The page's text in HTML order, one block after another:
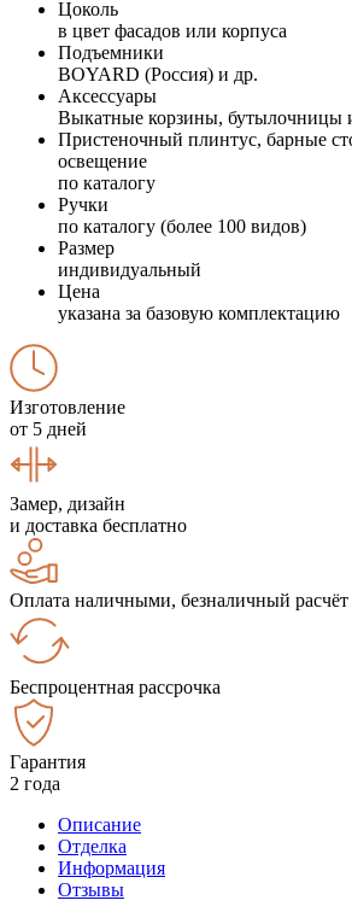
Цоколь
в цвет фасадов или корпуса
Подъемники
BOYARD (Россия) и др.
Аксессуары
Выкатные корзины, бутылочницы
Пристеночный плинтус, барные
освещение
по каталогу
Ручки
по каталогу (более 100 видов)
Размер
индивидуальный
Цена
указана за базовую комплектацию
Изготовление
от 5 дней
Замер, дизайн
и доставка бесплатно
Оплата наличными, безналичный расчёт
Беспроцентная рассрочка
Гарантия
2 года
Описание
Отделка
Информация
Отзывы